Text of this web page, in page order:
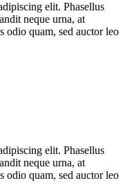
elit. Phasellus
neque urna, at
odio quam, sed auctor leo
elit. Phasellus
neque urna, at
odio quam, sed auctor leo